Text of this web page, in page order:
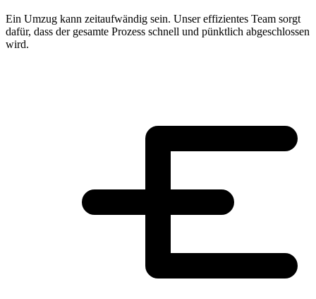
Ein Umzug kann zeitaufwändig sein. Unser effizientes Team sorgt
dafür, dass der gesamte Prozess schnell und pünktlich abgeschlossen
wird.